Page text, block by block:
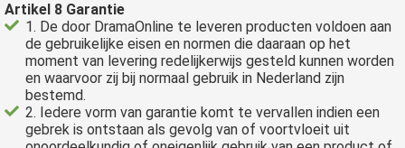
Artikel 8 Garantie
1. De door DramaOnline te leveren producten voldoen aan
de gebruikelijke eisen en normen die daaraan op het
moment van levering redelijkerwijs gesteld kunnen worden
en waarvoor zij bij normaal gebruik in Nederland zijn
bestemd.
2. Iedere vorm van garantie komt te vervallen indien een
gebrek is ontstaan als gevolg van of voortvloeit uit